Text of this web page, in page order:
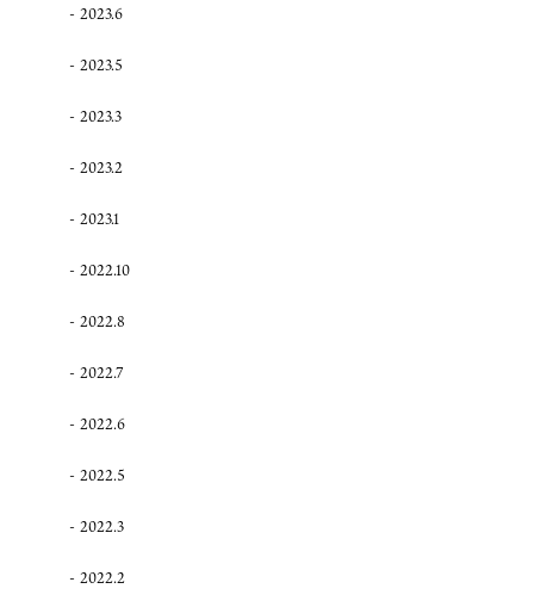
2023.6
2023.5
2023.3
2023.2
2023.1
2022.10
2022.8
2022.7
2022.6
2022.5
2022.3
2022.2